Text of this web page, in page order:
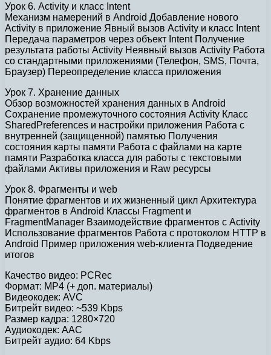
Урок 6. Activity и класс Intent
Механизм намерений в Android Добавление нового
Activity в приложение Явный вызов Activity и класс Intent
Передача параметров через объект Intent Получение
результата работы Activity Неявный вызов Activity Работа
со стандартными приложениями (Телефон, SMS, Почта,
Браузер) Переопределение класса приложения
Урок 7. Хранение данных
Обзор возможностей хранения данных в Android
Сохранение промежуточного состояния Activity Класс
SharedPreferences и настройки приложения Работа с
внутренней (защищенной) памятью Получения
состояния карты памяти Работа с файлами на карте
памяти Разработка класса для работы с текстовыми
файлами Активы приложения и Raw ресурсы
Урок 8. Фрагменты и web
Понятие фрагментов и их жизненный цикл Архитектура
фрагментов в Android Классы Fragment и
FragmentManager Взаимодействие фрагментов с Activity
Использование фрагментов Работа с протоколом HTTP в
Android Пример приложения web-клиента Подведение
итогов
Качество видео: PCRec
Формат: MP4 (+ доп. материалы)
Видеокодек: AVC
Битрейт видео: ~539 Kbps
Размер кадра: 1280×720
Аудиокодек: AAC
Битрейт аудио: 64 Kbps